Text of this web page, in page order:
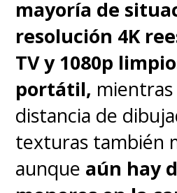
Snyder, peroen
sobra y agota - y
que no convencen
que parece Bespin
la vez que es
desgraciadamente
mayoría de
resolución 4K
TV y 1080p
portátil,
distancia de
texturas también
aunque aún hay